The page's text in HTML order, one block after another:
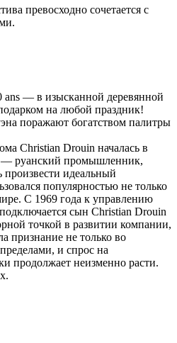
превосходно сочетается с
ans — в изысканной деревянной
на любой праздник!
поражают богатством палитры
Christian Drouin началась в
— руанский промышленник,
произвести идеальный
популярностью не только
С 1969 года к управлению
сын Christian Drouin
точкой в развитии компании,
признание не только во
и спрос на
продолжает неизменно расти.